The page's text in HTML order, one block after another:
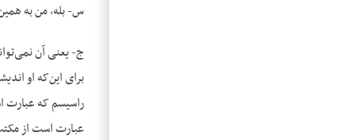
س- بله، من به
ج- یعنی آن
برای این‌که او
راسیسم که عبارت
عبارت است از